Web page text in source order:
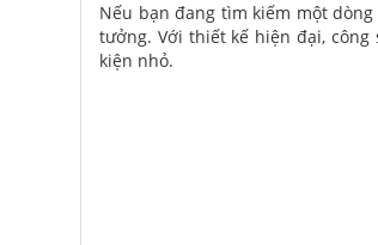
Nếu bạn đang tìm kiếm một dòng
tưởng. Với thiết kế hiện đại,
kiện nhỏ.